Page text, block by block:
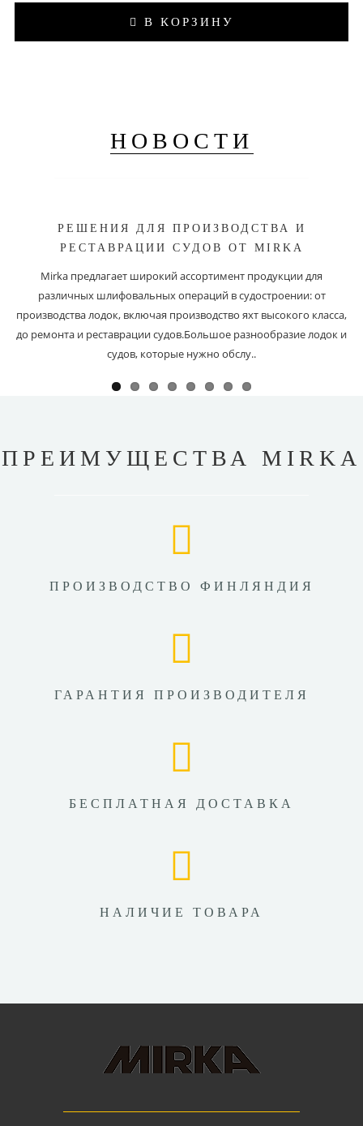
В КОРЗИНУ
НОВОСТИ
РЕШЕНИЯ ДЛЯ ПРОИЗВОДСТВА И
РЕСТАВРАЦИИ СУДОВ ОТ MIRKA
Mirka предлагает широкий ассортимент продукции для
различных шлифовальных операций в судостроении: от
производства лодок, включая производство яхт высокого класса,
до ремонта и реставрации судов.Большое разнообразие лодок и
судов, которые нужно обслу..
ПРЕИМУЩЕСТВА MIRKA
ПРОИЗВОДСТВО ФИНЛЯНДИЯ
ГАРАНТИЯ ПРОИЗВОДИТЕЛЯ
БЕСПЛАТНАЯ ДОСТАВКА
НАЛИЧИЕ ТОВАРА